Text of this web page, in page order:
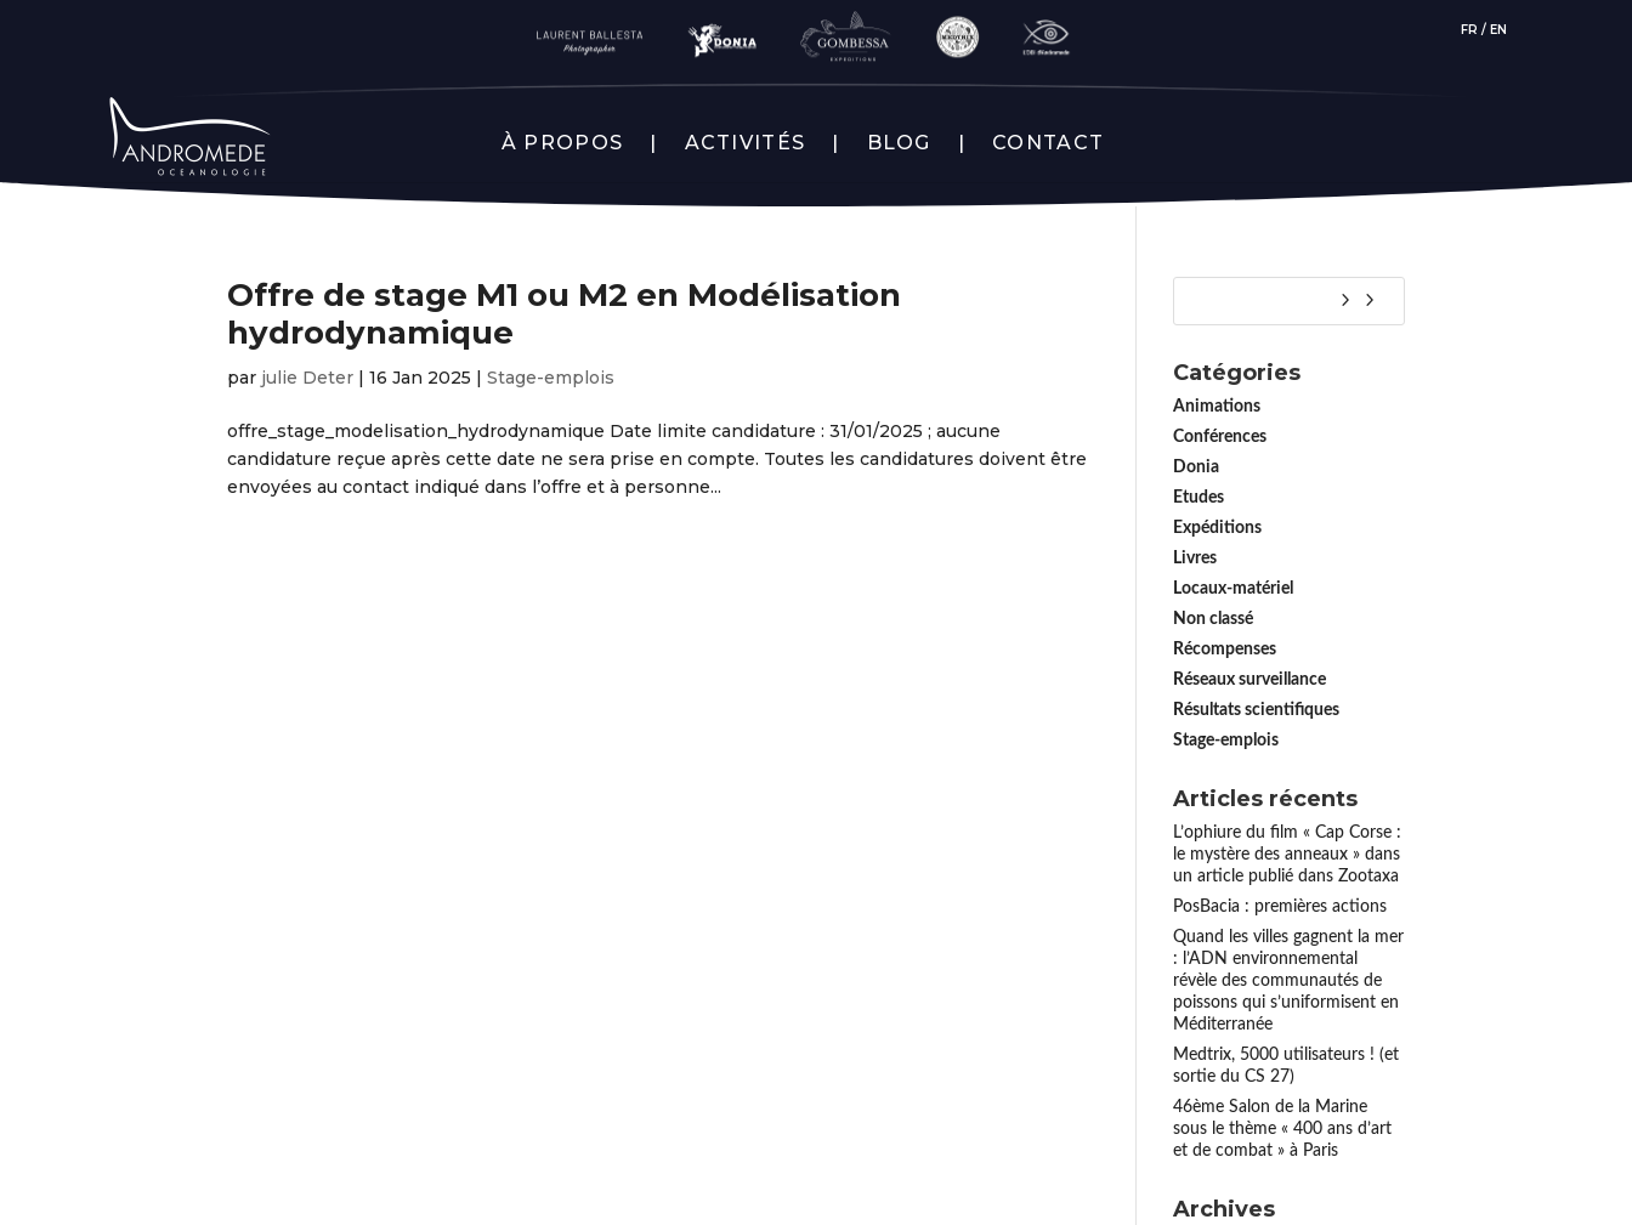
FR / EN
À PROPOS ACTIVITÉS BLOG CONTACT
Offre de stage M1 ou M2 en Modélisation
hydrodynamique
par julie Deter | 16 Jan 2025 | Stage-emplois
offre_stage_modelisation_hydrodynamique Date limite candidature : 31/01/2025 ; aucune
candidature reçue après cette date ne sera prise en compte. Toutes les candidatures doivent être
envoyées au contact indiqué dans l’offre et à personne...
Catégories
Animations
Conférences
Donia
Etudes
Expéditions
Livres
Locaux-matériel
Non classé
Récompenses
Réseaux surveillance
Résultats scientifiques
Stage-emplois
Articles récents
L’ophiure du film « Cap Corse :
le mystère des anneaux » dans
un article publié dans Zootaxa
PosBacia : premières actions
Quand les villes gagnent la mer
: l’ADN environnemental
révèle des communautés de
poissons qui s’uniformisent en
Méditerranée
Medtrix, 5000 utilisateurs ! (et
sortie du CS 27)
46ème Salon de la Marine
sous le thème « 400 ans d’art
et de combat » à Paris
Archives